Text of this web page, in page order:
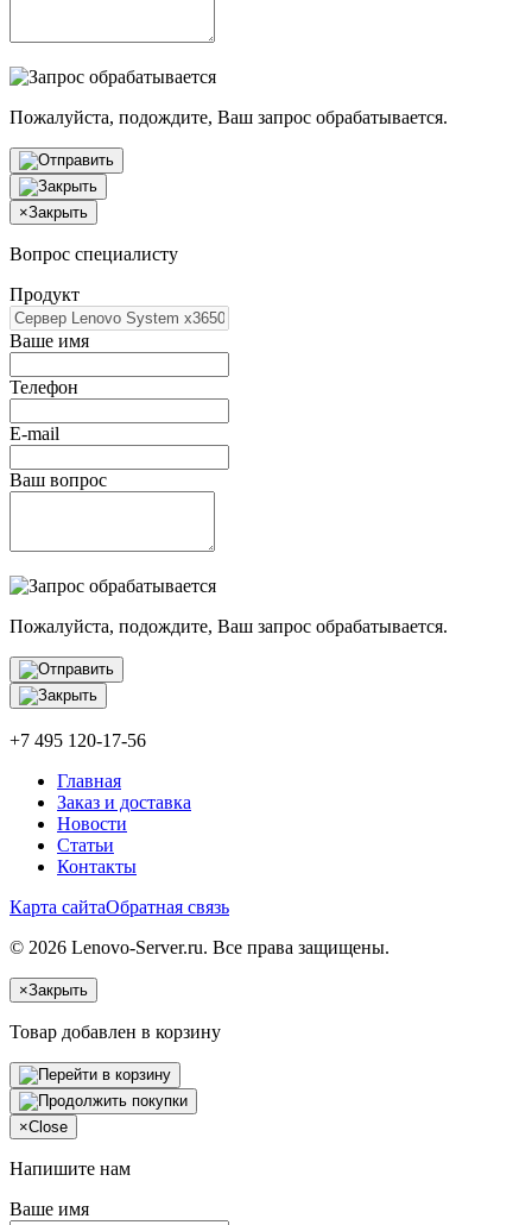
Пожалуйста, подождите, Ваш запрос обрабатывается.
×Закрыть
Вопрос специалисту
Продукт
Ваше имя
Телефон
E-mail
Ваш вопрос
Пожалуйста, подождите, Ваш запрос обрабатывается.
+7 495 120-17-56
Главная
Заказ и доставка
Новости
Статьи
Контакты
Карта сайтаОбратная связь
© 2026 Lenovo-Server.ru. Все права защищены.
×Закрыть
Товар добавлен в корзину
×Close
Напишите нам
Ваше имя